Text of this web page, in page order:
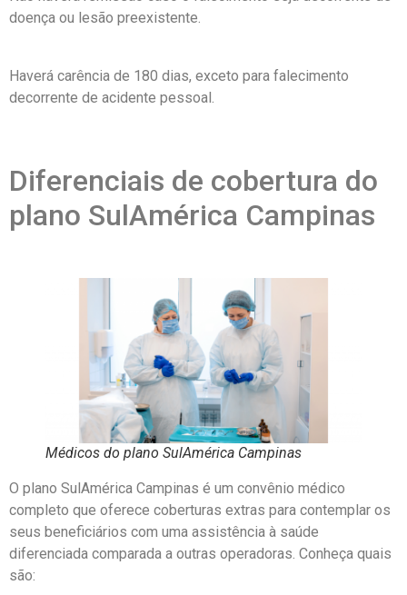
doença ou lesão preexistente.
Haverá carência de 180 dias, exceto para falecimento
decorrente de acidente pessoal.
Diferenciais de cobertura do
plano SulAmérica Campinas
Médicos do plano SulAmérica Campinas
O plano SulAmérica Campinas é um convênio médico
completo que oferece coberturas extras para contemplar os
seus beneficiários com uma assistência à saúde
diferenciada comparada a outras operadoras. Conheça quais
são: